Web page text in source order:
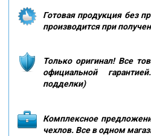
Готовая продукция без
производится при
Только оригинал! Все
официальной
подделки)
Комплексное
чехлов. Все в одном